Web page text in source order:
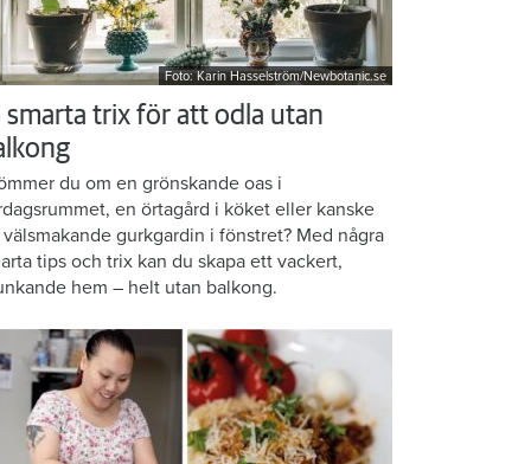
Foto: Karin Hasselström/Newbotanic.se
smarta trix för att odla utan
du om en grönskande oas i
en örtagård i köket eller kanske
gurkgardin i fönstret? Med några
tips och trix kan du skapa ett vackert,
hem – helt utan balkong.